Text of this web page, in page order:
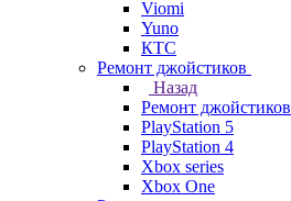
Viomi
Yuno
КТС
Ремонт джойстиков
Назад
Ремонт джойстиков
PlayStation 5
PlayStation 4
Xbox series
Xbox One